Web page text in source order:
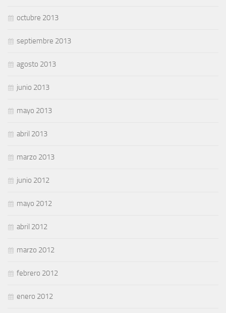
octubre 2013
septiembre 2013
agosto 2013
junio 2013
mayo 2013
abril 2013
marzo 2013
junio 2012
mayo 2012
abril 2012
marzo 2012
febrero 2012
enero 2012